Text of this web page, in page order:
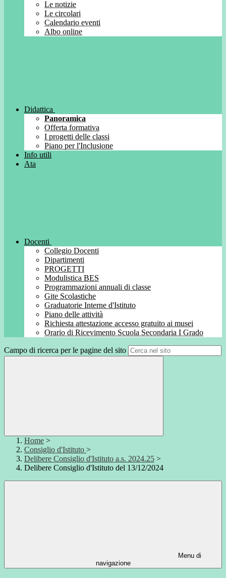
Le notizie
Le circolari
Calendario eventi
Albo online
Didattica
Panoramica
Offerta formativa
I progetti delle classi
Piano per l'Inclusione
Info utili
Ata
Docenti
Collegio Docenti
Dipartimenti
PROGETTI
Modulistica BES
Programmazioni annuali di classe
Gite Scolastiche
Graduatorie Interne d'Istituto
Piano delle attività
Richiesta attestazione accesso gratuito ai musei
Orario di Ricevimento Scuola Secondaria I Grado
Campo di ricerca per le pagine del sito
Home >
Consiglio d'Istituto >
Delibere Consiglio d'Istituto a.s. 2024.25 >
Delibere Consiglio d'Istituto del 13/12/2024
Menu di
navigazione